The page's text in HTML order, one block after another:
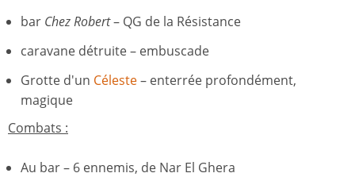
bar Chez Robert– QG de la Résistance
caravane détruite – embuscade
Grotte d'un Céleste– enterrée profondément,
magique
Combats :
Au bar – 6 ennemis, de Nar El Ghera